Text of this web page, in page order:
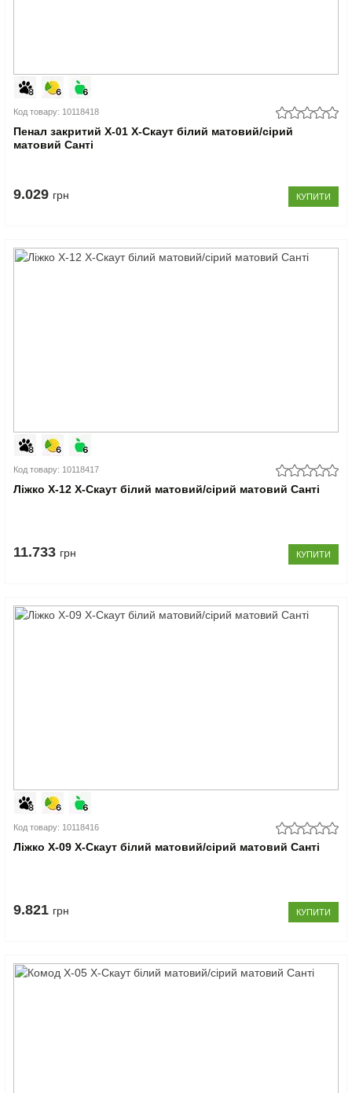
Код товару: 10118418
Пенал закритий Х-01 X-Скаут білий матовий/сірий
матовий Санті
9.029 грн КУПИТИ
Код товару: 10118417
Ліжко Х-12 X-Скаут білий матовий/сірий матовий Санті
11.733 грн КУПИТИ
Код товару: 10118416
Ліжко Х-09 X-Скаут білий матовий/сірий матовий Санті
9.821 грн КУПИТИ